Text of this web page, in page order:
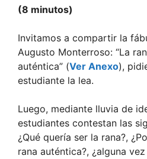
(8 minutos)
Invitamos a compartir la
Augusto Monterroso: “La
auténtica” (Ver Anexo),
estudiante la lea.
Luego, mediante lluvia de
estudiantes contestan las
¿Qué quería ser la rana?,
rana auténtica?, ¿alguna